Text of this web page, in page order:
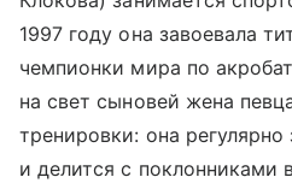
1997 году она завоевала
чемпионки мира по
на свет сыновей жена
тренировки: она
и делится с поклонниками